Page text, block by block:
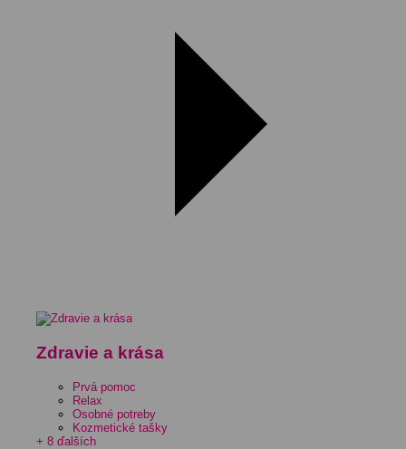
Zdravie a krása
Prvá pomoc
Relax
Osobné potreby
Kozmetické tašky
+ 8 ďalších